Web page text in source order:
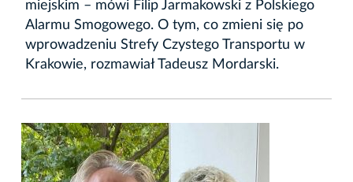
miejskim – mówi Filip Jarmakowski z Polskiego
Alarmu Smogowego. O tym, co zmieni się po
wprowadzeniu Strefy Czystego Transportu w
Krakowie, rozmawiał Tadeusz Mordarski.